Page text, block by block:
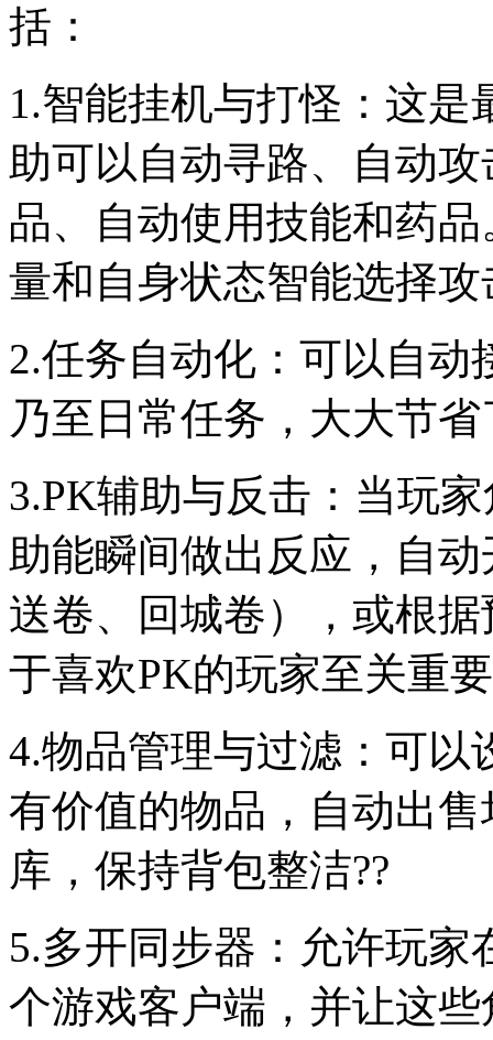
括：
1.智能挂机与打怪：这
助可以自动寻路、自动
品、自动使用技能和药
量和自身状态智能选择
2.任务自动化：可以自
乃至日常任务，大大节
3.PK辅助与反击：当玩
助能瞬间做出反应，自
送卷、回城卷），或根
于喜欢PK的玩家至关重
4.物品管理与过滤：可以
有价值的物品，自动出
库，保持背包整洁??
5.多开同步器：允许玩
个游戏客户端，并让这